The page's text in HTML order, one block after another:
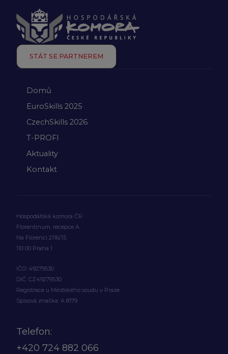
STÁT SE PARTNEREM
Domů
EuroSkills 2025
CzechSkills 2026
T-PROFI
Aktuality
Kontakt
Hospodářská komora ČR
Florentinum, recepce A
Na Florenci 2116/15
110 00 Praha 1
IČO: 49279530
DIČ: CZ49279530
Registrace u Městského soudu v Praze
Spisová značka: A 8179
Telefon:
+420 724 882 066